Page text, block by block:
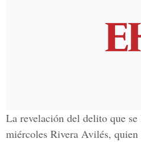
La revelación del delito que
miércoles Rivera Avilés,